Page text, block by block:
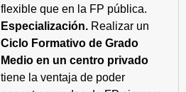
flexible que en la FP pública.
Especialización. Realizar un
Ciclo Formativo de Grado
Medio en un centro privado
tiene la ventaja de poder